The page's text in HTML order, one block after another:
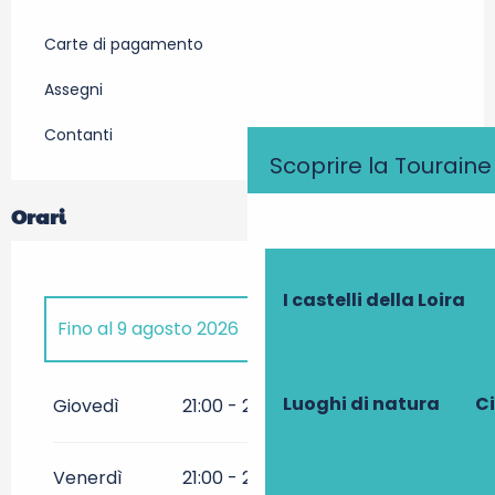
Scoprire la Touraine
I castelli della Loira
Luoghi di natura
Carte di pagamento
Assegni
Contanti
Orari
2026
Fino al9 agosto 2026
Giovedì 21:00 - 23:00
Venerdì 21:00 - 23:00